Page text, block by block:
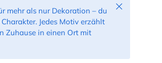
mehr als nur Dekoration – du
Jedes Motiv erzählt
Zuhause in einen Ort mit
Schließen